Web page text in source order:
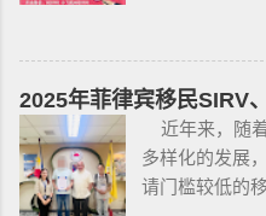
小型枪械，原
处于实际的威
商业性质而处
有资格申请。
为犯罪分子目
证。 据悉，这
请主动告知咨
什么是遣返令
Order） 一般
较严重。例如
签转旅游签。
律宾就可以买
有限的新人提
说，菲律宾买
行，年限4年
己去网上搜索
不详细说明了
暗伤才卖； 找
2025年菲律宾移民SIRV
近年来，随
多样化的发展
请门槛较低的